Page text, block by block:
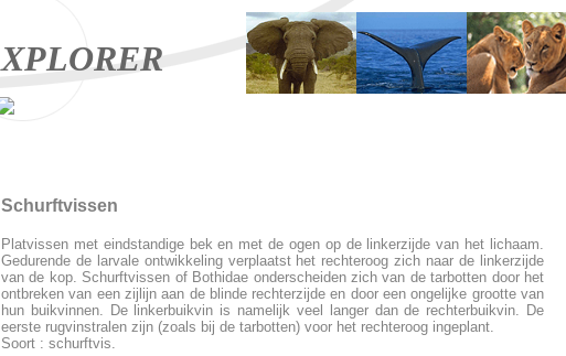
XPLORER
Schurftvissen
Platvissen met eindstandige bek en met de ogen op de linkerzijde van het lichaam.
Gedurende de larvale ontwikkeling verplaatst het rechteroog zich naar de linkerzijde
van de kop. Schurftvissen of Bothidae onderscheiden zich van de tarbotten door het
ontbreken van een zijlijn aan de blinde rechterzijde en door een ongelijke grootte van
hun buikvinnen. De linkerbuikvin is namelijk veel langer dan de rechterbuikvin. De
eerste rugvinstralen zijn (zoals bij de tarbotten) voor het rechteroog ingeplant.
Soort : schurftvis.